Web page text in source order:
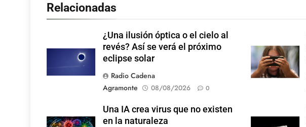
Relacionadas
¿Una ilusión óptica o el cielo al
revés? Así se verá el próximo
eclipse solar
Radio Cadena
Agramonte
08/08/2026 0
Una IA crea virus que no existen
en la naturaleza